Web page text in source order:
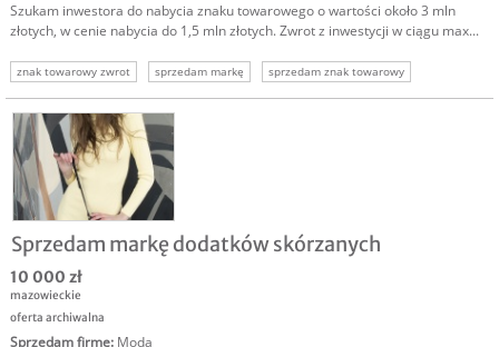
Szukam inwestora do nabycia znaku towarowego o wartości około 3 mln
złotych, w cenie nabycia do 1,5 mln złotych. Zwrot z inwestycji w ciągu max...
znak towarowy zwrot sprzedam markę
sprzedam znak towarowy
marka na sprzedaż
Sprzedam markę dodatków skórzanych
10 000 zł
mazowieckie
oferta archiwalna
Sprzedam firmę: Moda